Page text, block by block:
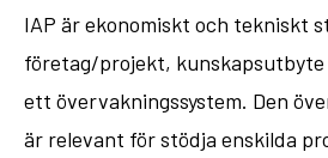
IAP är ekonomiskt och tekniskt
företag/projekt,
ett övervakningssystem. Den
är relevant för stödja enskilda